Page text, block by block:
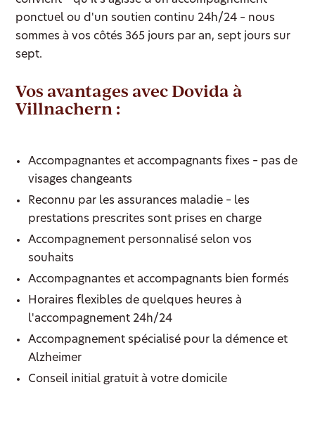
ponctuel ou d'un soutien continu 24h/24 – nous
sommes à vos côtés 365 jours par an, sept jours sur
sept.
Vos avantages avec Dovida à
Villnachern :
Accompagnantes et accompagnants fixes – pas de
visages changeants
Reconnu par les assurances maladie – les
prestations prescrites sont prises en charge
Accompagnement personnalisé selon vos
souhaits
Accompagnantes et accompagnants bien formés
Horaires flexibles de quelques heures à
l'accompagnement 24h/24
Accompagnement spécialisé pour la démence et
Alzheimer
Conseil initial gratuit à votre domicile